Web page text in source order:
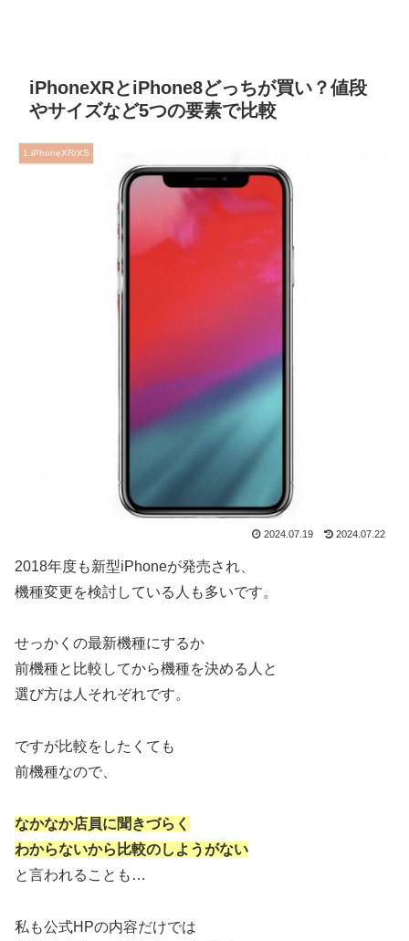
iPhoneXRとiPhone8どっちが買い？値段
やサイズなど5つの要素で比較
1.iPhoneXR/XS
2024.07.19 2024.07.22
2018年度も新型iPhoneが発売され、
機種変更を検討している人も多いです。
せっかくの最新機種にするか
前機種と比較してから機種を決める人と
選び方は人それぞれです。
ですが比較をしたくても
前機種なので、
なかなか店員に聞きづらく
わからないから比較のしようがない
と言われることも…
私も公式HPの内容だけでは